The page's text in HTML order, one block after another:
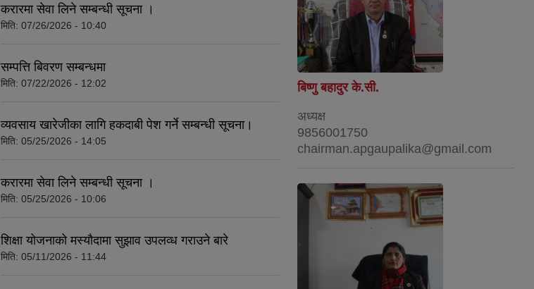
करारमा सेवा लिने सम्बन्धी सूचना ।
मिति: 07/26/2026 - 10:40
सम्पत्ति बिवरण सम्बन्धमा
मिति: 07/22/2026 - 12:02
व्यवसाय खारेजीका लागि हकदाबी पेश गर्ने सम्बन्धी सूचना।
मिति: 05/25/2026 - 14:05
करारमा सेवा लिने सम्बन्धी सूचना ।
मिति: 05/25/2026 - 10:06
शिक्षा योजनाको मस्यौदामा सुझाव उपलव्ध गराउने बारे
मिति: 05/11/2026 - 11:44
बिष्णु बहादुर के.सी.
अध्यक्ष
9856001750
chairman.apgaupalika@gmail.com